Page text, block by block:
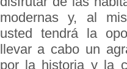
modernas y, al
usted tendrá la
llevar a cabo un
por la historia y la